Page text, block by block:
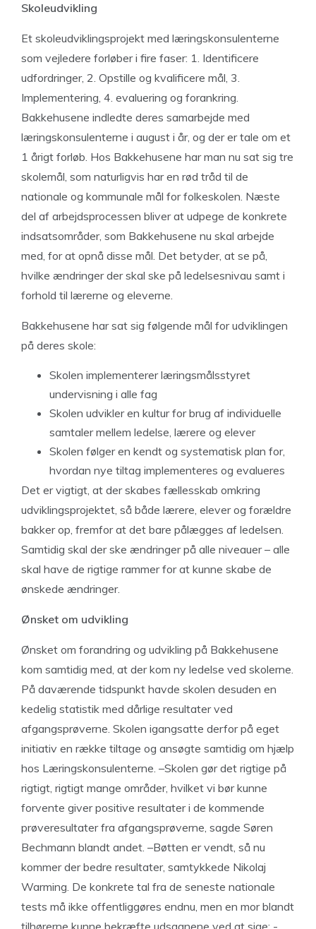
Skoleudvikling
Et skoleudviklingsprojekt med læringskonsulenterne
som vejledere forløber i fire faser: 1. Identificere
udfordringer, 2. Opstille og kvalificere mål, 3.
Implementering, 4. evaluering og forankring.
Bakkehusene indledte deres samarbejde med
læringskonsulenterne i august i år, og der er tale om et
1 årigt forløb. Hos Bakkehusene har man nu sat sig tre
skolemål, som naturligvis har en rød tråd til de
nationale og kommunale mål for folkeskolen. Næste
del af arbejdsprocessen bliver at udpege de konkrete
indsatsområder, som Bakkehusene nu skal arbejde
med, for at opnå disse mål. Det betyder, at se på,
hvilke ændringer der skal ske på ledelsesnivau samt i
forhold til lærerne og eleverne.
Bakkehusene har sat sig følgende mål for udviklingen
på deres skole:
Skolen implementerer læringsmålsstyret
undervisning i alle fag
Skolen udvikler en kultur for brug af individuelle
samtaler mellem ledelse, lærere og elever
Skolen følger en kendt og systematisk plan for,
hvordan nye tiltag implementeres og evalueres
Det er vigtigt, at der skabes fællesskab omkring
udviklingsprojektet, så både lærere, elever og forældre
bakker op, fremfor at det bare pålægges af ledelsen.
Samtidig skal der ske ændringer på alle niveauer – alle
skal have de rigtige rammer for at kunne skabe de
ønskede ændringer.
Ønsket om udvikling
Ønsket om forandring og udvikling på Bakkehusene
kom samtidig med, at der kom ny ledelse ved skolerne.
På daværende tidspunkt havde skolen desuden en
kedelig statistik med dårlige resultater ved
afgangsprøverne. Skolen igangsatte derfor på eget
initiativ en række tiltage og ansøgte samtidig om hjælp
hos Læringskonsulenterne. –Skolen gør det rigtige på
rigtigt, rigtigt mange områder, hvilket vi bør kunne
forvente giver positive resultater i de kommende
prøveresultater fra afgangsprøverne, sagde Søren
Bechmann blandt andet. –Bøtten er vendt, så nu
kommer der bedre resultater, samtykkede Nikolaj
Warming. De konkrete tal fra de seneste nationale
tests må ikke offentliggøres endnu, men en mor blandt
tilhørerne kunne bekræfte udsagnene ved at sige: -